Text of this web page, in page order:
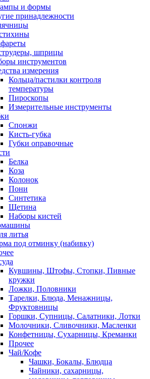
и формы
принадлежности
шприцы
инструментов
измерения
Кольца/пастилки контроля
температуры
Пироскопы
Измерительные инструменты
Спонжи
Кисть-губка
Губки оправочные
Белка
Коза
Колонок
Пони
Синтетика
Щетина
Наборы кистей
литья
под отминку (набивку)
Кувшины, Штофы, Стопки, Пивные
кружки
Ложки, Половники
Тарелки, Блюда, Менажницы,
Фруктовницы
Горшки, Супницы, Салатники, Лотки
Молочники, Сливочники, Масленки
Конфетницы, Сухарницы, Креманки
Прочее
Чай/Кофе
Чашки, Бокалы, Блюдца
Чайники, сахарницы,